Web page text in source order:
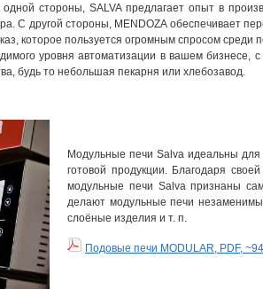
стороны, SALVA предлагает опыт в
С другой стороны, MENDOZA обеспечивает
которое пользуется огромным спросом среди
уровня автоматизации в вашем бизнесе,
будь то небольшая пекарня или хлебозавод.
Модульные печи Salva идеальны для
готовой продукции. Благодаря
модульные печи Salva признаны
делают модульные печи
слоёные изделия и т. п.
Подовые печи MODULAR, PDF,